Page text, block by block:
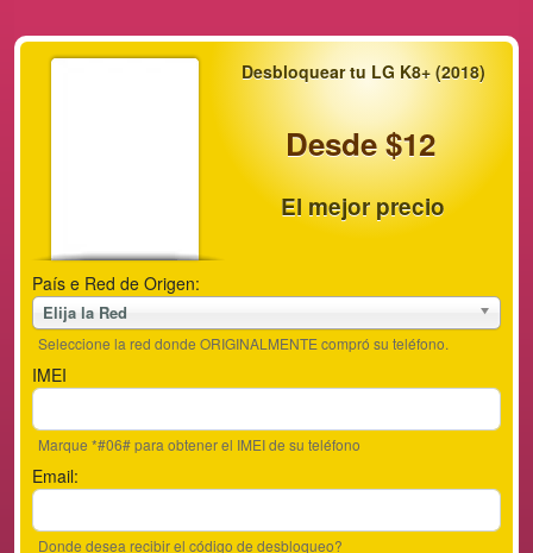
Desbloquear tu LG K8+ (2018)
Desde $12
El mejor precio
País e Red de Origen:
Elija la Red
Seleccione la red donde ORIGINALMENTE compró su teléfono.
IMEI
Marque *#06# para obtener el IMEI de su teléfono
Email:
Donde desea recibir el código de desbloqueo?